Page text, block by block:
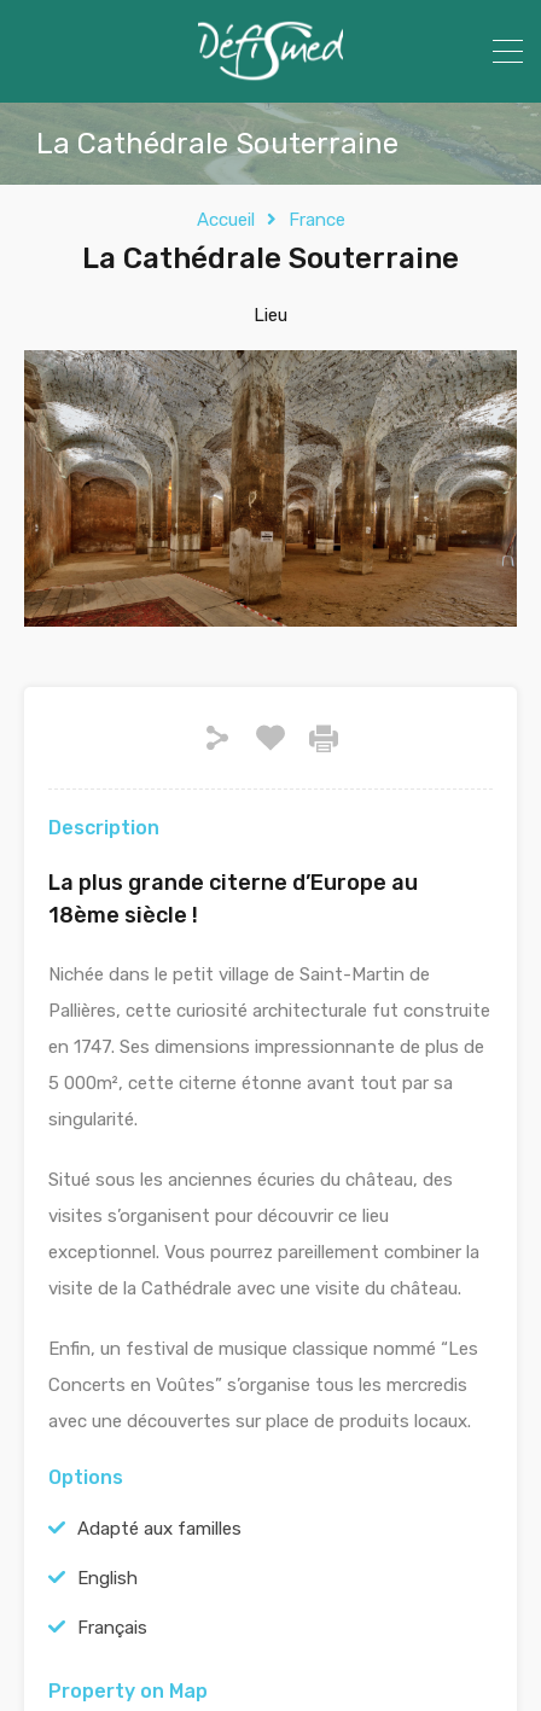
La Cathédrale Souterraine
Accueil France
La Cathédrale Souterraine
Lieu
Description
La plus grande citerne d’Europe au
18ème siècle !
Nichée dans le petit village de Saint-Martin de
Pallières, cette curiosité architecturale fut construite
en 1747. Ses dimensions impressionnante de plus de
5 000m², cette citerne étonne avant tout par sa
singularité. ​
Situé sous les anciennes écuries du château, des
visites s’organisent pour découvrir ce lieu
exceptionnel. Vous pourrez pareillement combiner la
visite de la Cathédrale avec une visite du château.
Enfin, un festival de musique classique nommé “Les
Concerts en Voûtes” s’organise tous les mercredis
avec une découvertes sur place de produits locaux.
Options
Adapté aux familles
English
Français
Property on Map